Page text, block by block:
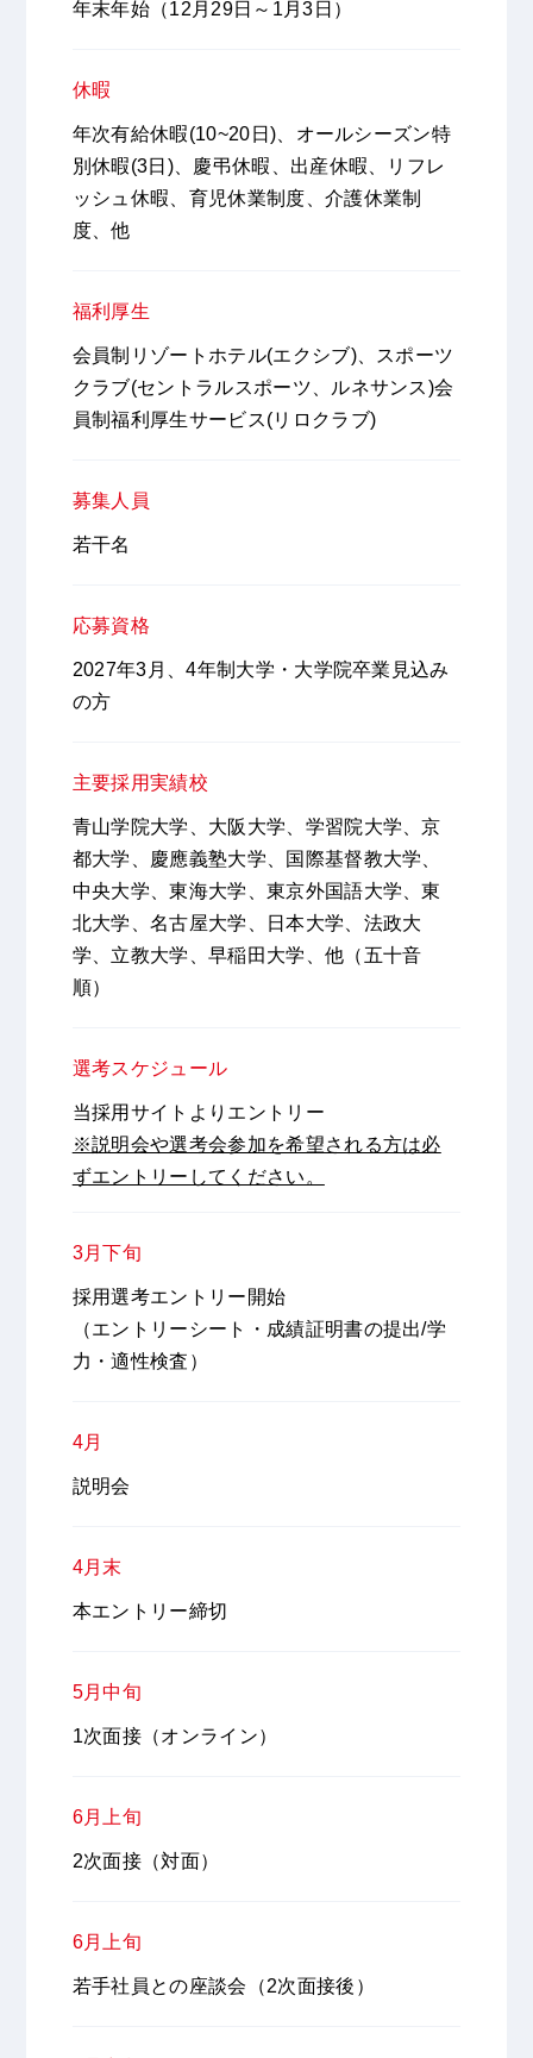
年末年始（12月29日～1月3日）
休暇
年次有給休暇(10~20日)、オールシーズン特
別休暇(3日)、慶弔休暇、出産休暇、リフレ
ッシュ休暇、育児休業制度、介護休業制
度、他
福利厚生
会員制リゾートホテル(エクシブ)、スポーツ
クラブ(セントラルスポーツ、ルネサンス)会
員制福利厚生サービス(リロクラブ)
募集人員
若干名
応募資格
2027年3月、4年制大学・大学院卒業見込み
の方
主要採用実績校
青山学院大学、大阪大学、学習院大学、京
都大学、慶應義塾大学、国際基督教大学、
中央大学、東海大学、東京外国語大学、東
北大学、名古屋大学、日本大学、法政大
学、立教大学、早稲田大学、他（五十音
順）
選考スケジュール
当採用サイトよりエントリー
※説明会や選考会参加を希望される方は必
ずエントリーしてください。
3月下旬
採用選考エントリー開始
（エントリーシート・成績証明書の提出/学
力・適性検査）
4月
説明会
4月末
本エントリー締切
5月中旬
1次面接（オンライン）
6月上旬
2次面接（対面）
6月上旬
若手社員との座談会（2次面接後）